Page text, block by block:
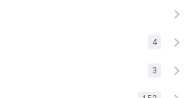
патрона, который её закончит, а
это нормальное положение дел?
ответа вопросы: кто делает
ПРЕДИСЛОВИЕ ОТ
20.06.22
4
3